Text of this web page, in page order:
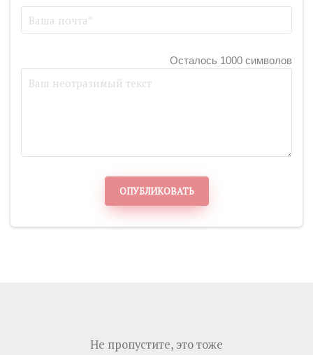
Осталось 1000 символов
ОПУБЛИКОВАТЬ
Не пропустите, это тоже